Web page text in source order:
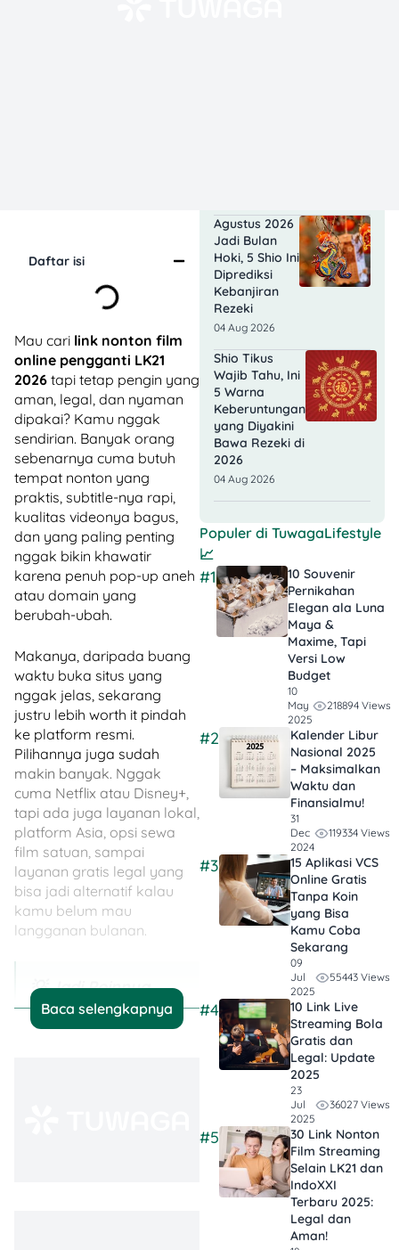
Daftar isi
Mau cari link nonton film
online pengganti LK21
2026 tapi tetap pengin yang
aman, legal, dan nyaman
dipakai? Kamu nggak
sendirian. Banyak orang
sebenarnya cuma butuh
tempat nonton yang
praktis, subtitle-nya rapi,
kualitas videonya bagus,
dan yang paling penting
nggak bikin khawatir
karena penuh pop-up aneh
atau domain yang
berubah-ubah.
Makanya, daripada buang
waktu buka situs yang
nggak jelas, sekarang
justru lebih worth it pindah
ke platform resmi.
Pilihannya juga sudah
makin banyak. Nggak
cuma Netflix atau Disney+,
tapi ada juga layanan lokal,
platform Asia, opsi sewa
film satuan, sampai
layanan gratis legal yang
bisa jadi alternatif kalau
kamu belum mau
langganan bulanan.
💡 Jadi Poinnya…
Pengganti LK21
Baca selengkapnya
Agustus 2026
Jadi Bulan
Hoki, 5 Shio Ini
Diprediksi
Kebanjiran
Rezeki
04 Aug 2026
Shio Tikus
Wajib Tahu, Ini
5 Warna
Keberuntungan
yang Diyakini
Bawa Rezeki di
2026
04 Aug 2026
Populer di TuwagaLifestyle
📈
#1
10 Souvenir
Pernikahan
Elegan ala Luna
Maya &
Maxime, Tapi
Versi Low
Budget
10
May
2025
218894 Views
#2
Kalender Libur
Nasional 2025
– Maksimalkan
Waktu dan
Finansialmu!
31
Dec
2024
119334 Views
#3
15 Aplikasi VCS
Online Gratis
Tanpa Koin
yang Bisa
Kamu Coba
Sekarang
09
Jul
2025
55443 Views
#4
10 Link Live
Streaming Bola
Gratis dan
Legal: Update
2025
23
Jul
2025
36027 Views
#5
30 Link Nonton
Film Streaming
Selain LK21 dan
IndoXXI
Terbaru 2025:
Legal dan
Aman!